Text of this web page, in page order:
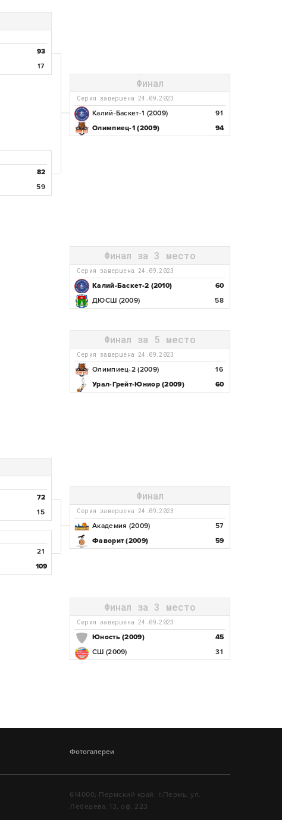
93
17
82
59
Финал
Серия завершена 24.09.2023
Калий-Баскет-1 (2009)
91
Олимпиец-1 (2009)
94
Финал за 3 место
Серия завершена 24.09.2023
Калий-Баскет-2 (2010)
60
ДЮСШ (2009)
58
Финал за 5 место
Серия завершена 24.09.2023
Олимпиец-2 (2009)
16
Урал-Грейт-Юниор (2009)
60
72
15
21
109
Финал
Серия завершена 24.09.2023
Академия (2009)
57
Фаворит (2009)
59
Финал за 3 место
Серия завершена 24.09.2023
Юность (2009)
45
СШ (2009)
31
Фотогалереи
614000, Пермский край, г.Пермь, ул.
Лебедева, 13, оф. 223